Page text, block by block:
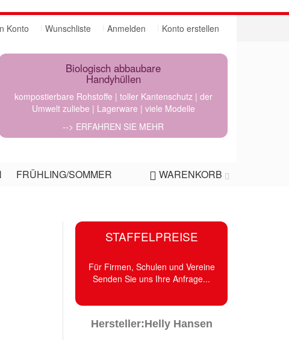
Konto Wunschliste Anmelden Konto erstellen
Biologisch abbaubare
Handyhüllen
kompostierbare Rohstoffe | toller Kantenschutz | der
Umwelt zuliebe | Lagerware | viele Modelle
--> ERFAHREN SIE MEHR
WARENKORB
FRÜHLING/SOMMER
STAFFELPREISE
Für Firmen, Schulen und Vereine
Senden Sie uns Ihre Anfrage...
Hersteller:Helly Hansen